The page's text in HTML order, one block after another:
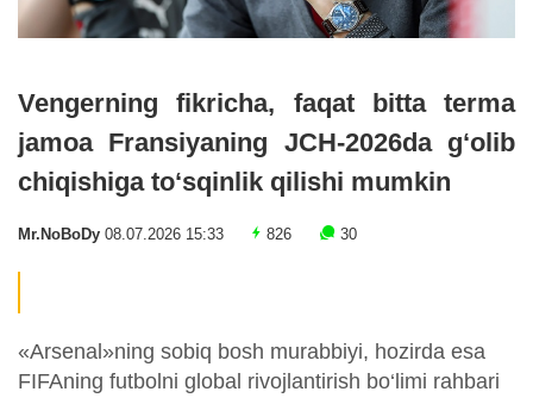
Vengerning fikricha, faqat bitta terma
jamoa Fransiyaning JCH-2026da g‘olib
chiqishiga to‘sqinlik qilishi mumkin
Mr.NoBoDy 08.07.2026 15:33 826 30
«Arsenal»ning sobiq bosh murabbiyi, hozirda esa
FIFAning futbolni global rivojlantirish bo‘limi rahbari